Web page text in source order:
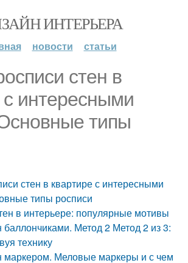
ИНТЕРЬЕРА
новости статьи
стен в
с интересными
типы
стен в квартире с интересными
типы росписи
в интерьере: популярные мотивы
баллончиками. Метод 2 Метод 2 из 3:
технику
маркером. Меловые маркеры и с чем